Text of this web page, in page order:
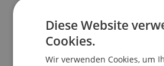
Downloads/Links
Diese Website
Cookies.
Wir verwenden Cookies, um